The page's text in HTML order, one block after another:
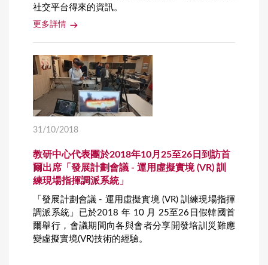
社交平台得來的資訊。
更多詳情
31/10/2018
教研中心代表團於2018年10月25至26日到訪首
爾出席「發展計劃會議 - 運用虛擬實境 (VR) 訓
練現場指揮調派系統」
「發展計劃會議 - 運用虛擬實境 (VR) 訓練現場指揮
調派系統」已於2018 年 10 月 25至26日假韓國首
爾舉行，會議期間向各與會者分享開發培訓災難應
變虛擬實境(VR)技術的經驗。